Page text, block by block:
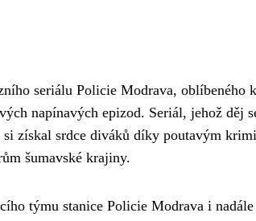
seriálu Policie Modrava, oblíbeného
napínavých epizod. Seriál, jehož děj
získal srdce diváků díky poutavým
šumavské krajiny.
týmu stanice Policie Modrava i